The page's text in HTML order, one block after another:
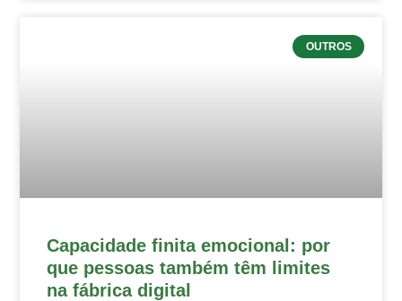
OUTROS
Capacidade finita emocional: por
que pessoas também têm limites
na fábrica digital